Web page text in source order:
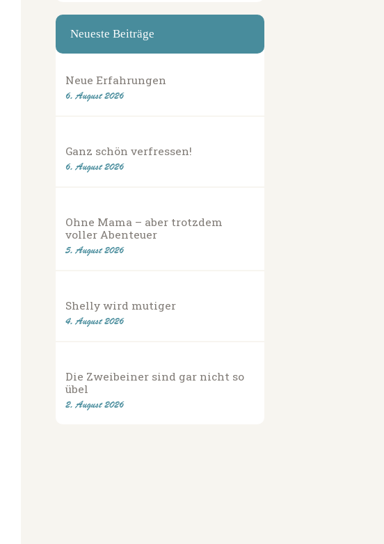
Neueste Beiträge
Neue Erfahrungen
6. August 2026
Ganz schön verfressen!
6. August 2026
Ohne Mama – aber trotzdem
voller Abenteuer
5. August 2026
Shelly wird mutiger
4. August 2026
Die Zweibeiner sind gar nicht so
übel
2. August 2026